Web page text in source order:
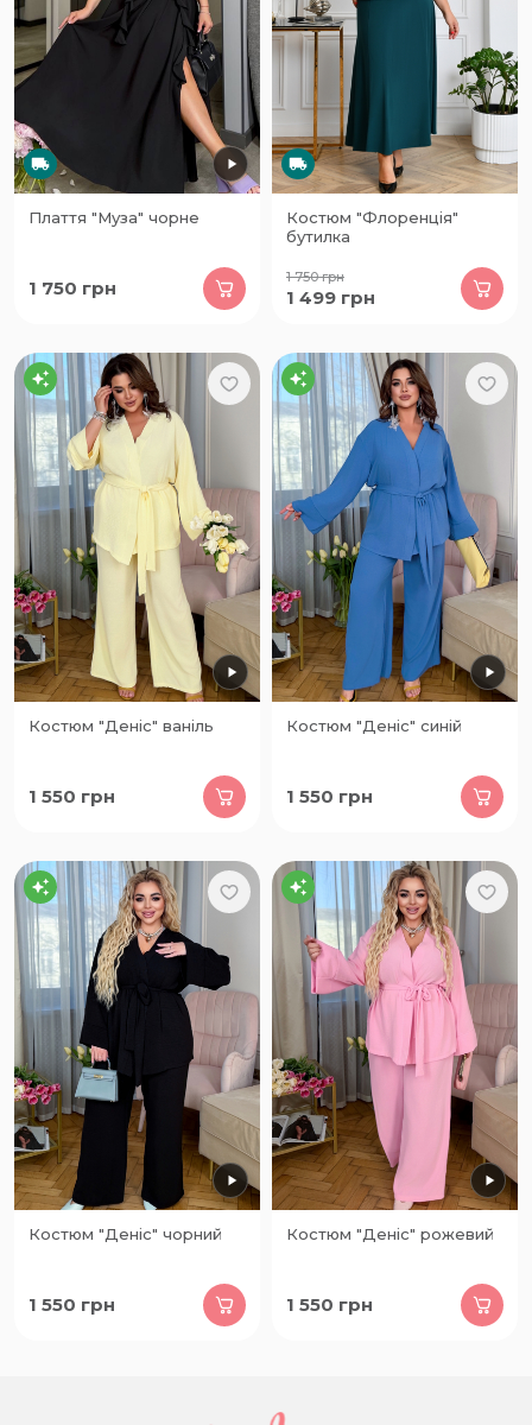
Плаття "Муза" чорне
1 750 грн
Костюм "Флоренція"
бутилка
1 750грн
1 499 грн
Костюм "Деніс" ваніль
1 550 грн
Костюм "Деніс" синій
1 550 грн
Костюм "Деніс" чорний
1 550 грн
Костюм "Деніс" рожевий
1 550 грн